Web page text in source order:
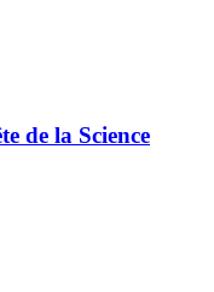
de la Science